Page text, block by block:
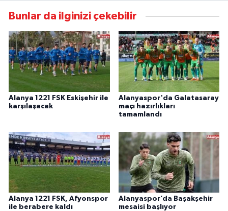
Bunlar da ilginizi çekebilir
Alanya 1221 FSK Eskişehir ile
karşılaşacak
Alanyaspor'da Galatasaray
maçı hazırlıkları
tamamlandı
Alanya 1221 FSK, Afyonspor
ile berabere kaldı
Alanyaspor’da Başakşehir
mesaisi başlıyor